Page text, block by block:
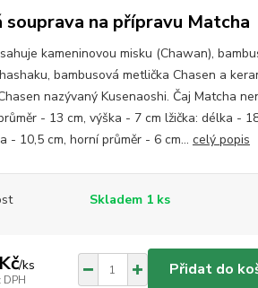
souprava na přípravu Matcha
kameninovou misku (Chawan),
bambusová metlička Chasen a
nazývaný Kusenaoshi. Čaj Matcha
- 13 cm, výška - 7 cm lžička: délka -
- 10,5 cm, horní průměr - 6 cm... celý popis
Skladem 1 ks
/ks
DPH
Přidat do